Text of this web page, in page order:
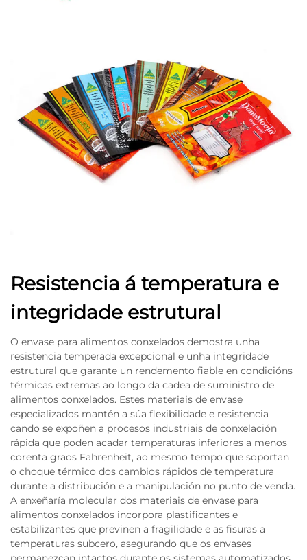
Resistencia á temperatura e
integridade estrutural
O envase para alimentos conxelados demostra unha
resistencia temperada excepcional e unha integridade
estrutural que garante un rendemento fiable en condicións
térmicas extremas ao longo da cadea de suministro de
alimentos conxelados. Estes materiais de envase
especializados mantén a súa flexibilidade e resistencia
cando se expoñen a procesos industriais de conxelación
rápida que poden acadar temperaturas inferiores a menos
corenta graos Fahrenheit, ao mesmo tempo que soportan
o choque térmico dos cambios rápidos de temperatura
durante a distribución e a manipulación no punto de venda.
A enxeñaría molecular dos materiais de envase para
alimentos conxelados incorpora plastificantes e
estabilizantes que previnen a fragilidade e as fisuras a
temperaturas subcero, asegurando que os envases